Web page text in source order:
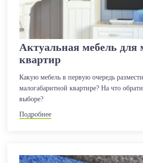
Актуальная мебель для
квартир
Какую мебель в первую очередь
малогабаритной квартире? На что
выборе?
Подробнее